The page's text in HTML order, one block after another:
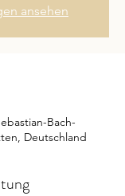
ansehen
Bach-
Deutschland